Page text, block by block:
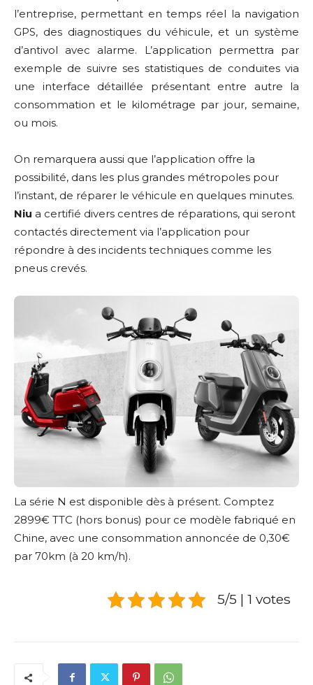
l’entreprise, permettant en temps réel la navigation
GPS, des diagnostiques du véhicule, et un système
d’antivol avec alarme. L’application permettra par
exemple de suivre ses statistiques de conduites via
une interface détaillée présentant entre autre la
consommation et le kilométrage par jour, semaine,
ou mois.
On remarquera aussi que l’application offre la
possibilité, dans les plus grandes métropoles pour
l’instant, de réparer le véhicule en quelques minutes.
Niu a certifié divers centres de réparations, qui seront
contactés directement via l’application pour
répondre à des incidents techniques comme les
pneus crevés.
La série N est disponible dès à présent. Comptez
2899€ TTC (hors bonus) pour ce modèle fabriqué en
Chine, avec une consommation annoncée de 0,30€
par 70km (à 20 km/h).
5/5 | 1 votes